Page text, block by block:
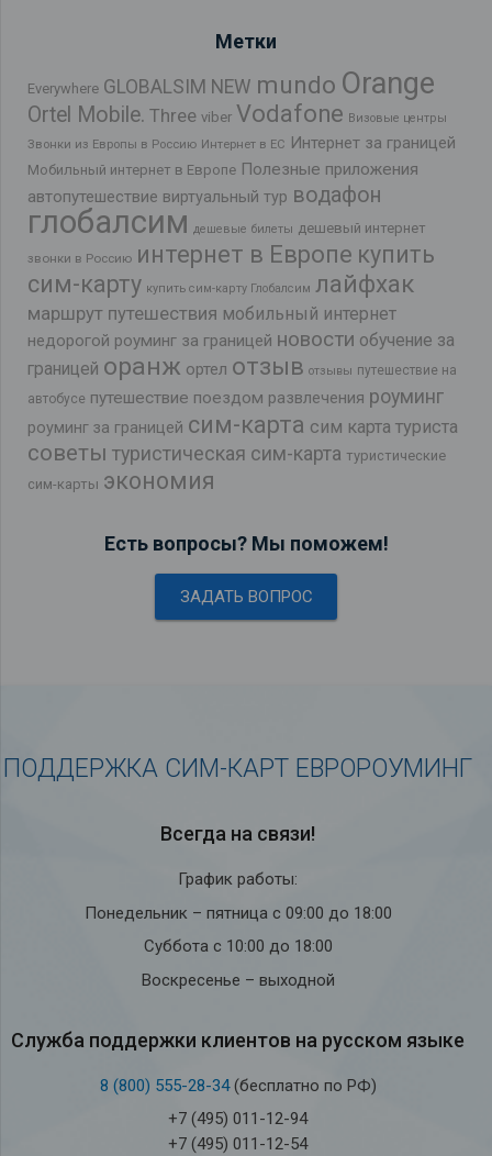
Метки
Everywhere GLOBALSIM NEW mundo Orange
Ortel Mobile. Three viber Vodafone Визовые центры
Звонки из Европы в Россию Интернет в ЕС Интернет за границей
Мобильный интернет в Европе Полезные приложения
автопутешествие виртуальный тур водафон
глобалсим дешевые билеты дешевый интернет
звонки в Россию интернет в Европе купить
сим-карту купить сим-карту Глобалсим лайфхак
маршрут путешествия мобильный интернет
недорогой роуминг за границей новости обучение за
границей оранж ортел отзыв отзывы путешествие на
автобусе путешествие поездом развлечения роуминг
роуминг за границей сим-карта сим карта туриста
советы туристическая сим-карта туристические
сим-карты экономия
Есть вопросы? Мы поможем!
ЗАДАТЬ ВОПРОС
ПОДДЕРЖКА СИМ-КАРТ ЕВРОРОУМИНГ
Всегда на связи!
График работы:
Понедельник – пятница с 09:00 до 18:00
Суббота с 10:00 до 18:00
Воскресенье – выходной
Служба под­держки кли­ен­тов на рус­ском языке
8 (800) 555-28-34(бесплатно по РФ)
+7 (495) 011-12-94
+7 (495) 011-12-54